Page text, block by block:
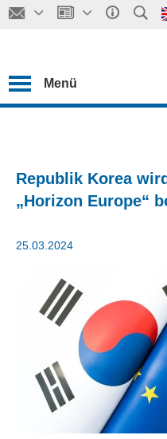
Menü
Republik Korea
„Horizon Europe“
25.03.2024